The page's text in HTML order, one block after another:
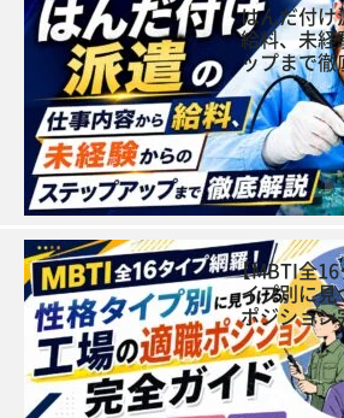
はんだ付け
給料、未経
ップまで徹
【MBTI全
イプ別に見
ポジション